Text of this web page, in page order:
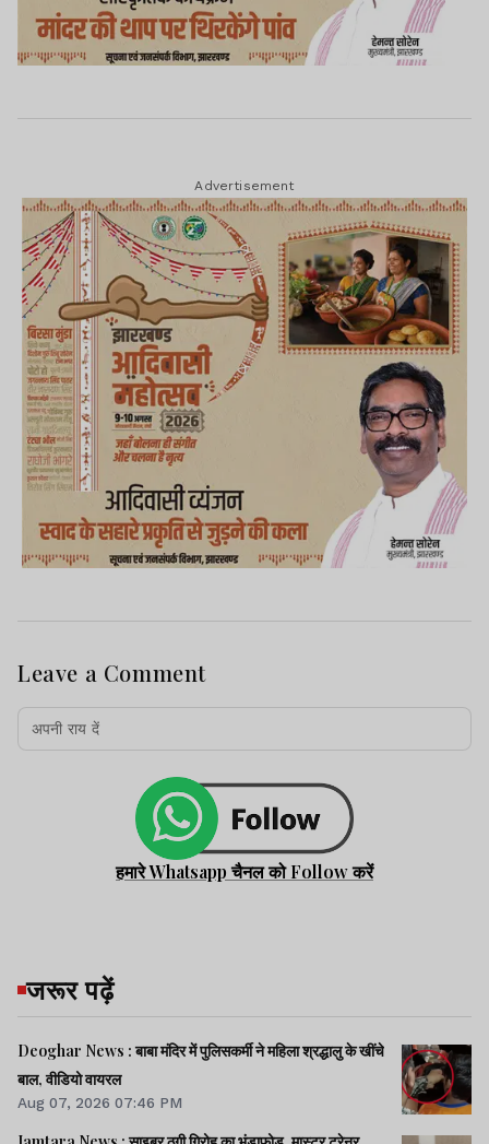
Advertisement
Leave a Comment
हमारे Whatsapp चैनल को Follow करें
जरूर पढ़ें
Deoghar News : बाबा मंदिर में पुलिसकर्मी ने महिला श्रद्धालु के खींचे
बाल, वीडियो वायरल
Aug 07, 2026 07:46 PM